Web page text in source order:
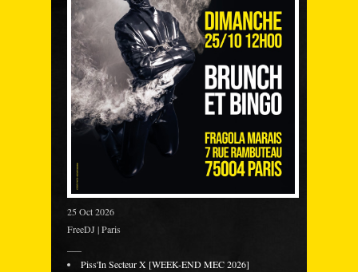
25 Oct 2026
FreeDJ | Paris
Piss'In Secteur X [WEEK-END MEC 2026]